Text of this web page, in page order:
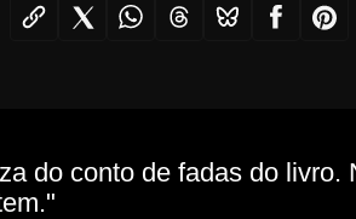
do conto de fadas do livro.